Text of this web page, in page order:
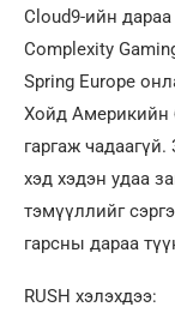
Cloud9-ийн дараа
Complexity
Spring Europe
Хойд Америкийн
гаргаж
хэд хэдэн удаа
тэмүүллийг
гарсны дараа
RUSH хэлэхдээ: